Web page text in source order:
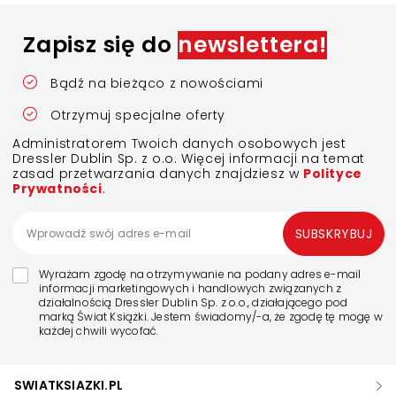
Zapisz się do newslettera!
Bądź na bieżąco z nowościami
Otrzymuj specjalne oferty
Administratorem Twoich danych osobowych jest
Dressler Dublin Sp. z o.o. Więcej informacji na temat
zasad przetwarzania danych znajdziesz w Polityce
Prywatności.
Wyrażam zgodę na otrzymywanie na podany adres e-mail
informacji marketingowych i handlowych związanych z
działalnością Dressler Dublin Sp. z o.o., działającego pod
marką Świat Książki. Jestem świadomy/-a, że zgodę tę mogę w
każdej chwili wycofać.
SUBSKRYBUJ
SWIATKSIAZKI.PL